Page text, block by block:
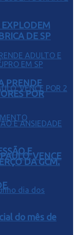
VENCE
EXPLODEM
DE SP
PRENDE
POR
E
DA GCM.
do mês de